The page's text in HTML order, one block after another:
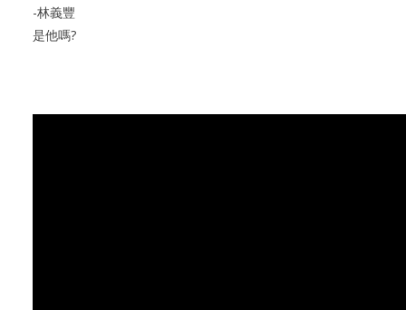
-林義豐
是他嗎?